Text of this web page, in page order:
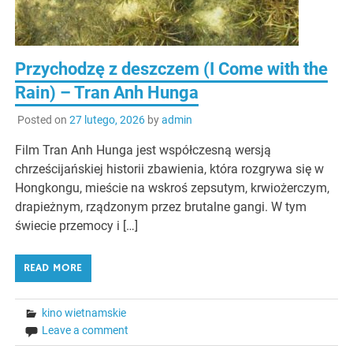
Przychodzę z deszczem (I Come with the
Rain) – Tran Anh Hunga
Posted on 27 lutego, 2026byadmin
Film Tran Anh Hunga jest współczesną wersją
chrześcijańskiej historii zbawienia, która rozgrywa się w
Hongkongu, mieście na wskroś zepsutym, krwiożerczym,
drapieżnym, rządzonym przez brutalne gangi. W tym
świecie przemocy i […]
READ MORE
kino wietnamskie
Leave a comment